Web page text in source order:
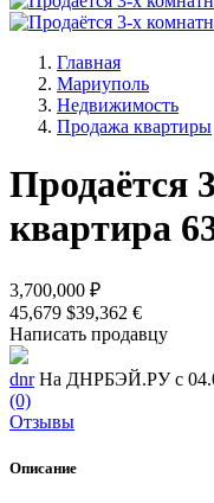
Главная
Мариуполь
Недвижимость
Продажа квартиры
Продаётся
квартира
3,700,000 ₽
45,679 $39,362 €
Написать продавцу
dnr На ДНРБЭЙ.РУ с
(0)
Отзывы
Описание